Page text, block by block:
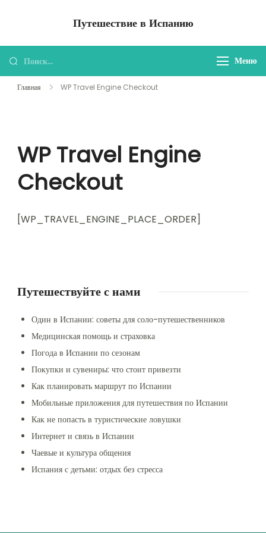
Путешествие в Испанию
Найти: Меню
Главная WP Travel Engine Checkout
WP Travel Engine
Checkout
[WP_TRAVEL_ENGINE_PLACE_ORDER]
Путешествуйте с нами
Один в Испании: советы для соло-путешественников
Медицинская помощь и страховка
Погода в Испании по сезонам
Покупки и сувениры: что стоит привезти
Как планировать маршрут по Испании
Мобильные приложения для путешествия по Испании
Как не попасть в туристические ловушки
Интернет и связь в Испании
Чаевые и культура общения
Испания с детьми: отдых без стресса